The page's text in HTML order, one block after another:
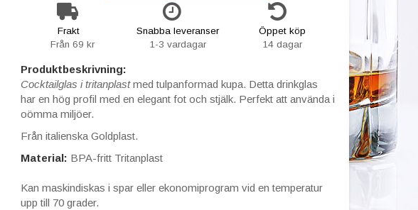
Frakt
Från 69 kr
Snabba leveranser
1-3 vardagar
Öppet köp
14 dagar
Produktbeskrivning:
Cocktailglas i tritanplastmed tulpanformad kupa. Detta drinkglas
har en hög profil med en elegant fot och stjälk. Perfekt att använda i
oömma miljöer.
Från italienska Goldplast.
Material: BPA-fritt Tritanplast
Kan maskindiskas i spar eller ekonomiprogram vid en temperatur
upp till 70 grader.